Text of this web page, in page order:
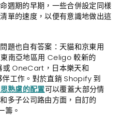
週期的早期，一些合併設定同樣
單的速度，以便有意識地做出這
題也自有答案：天貓和京東用
南亞地區用 Celigo 較新的
OneCart，日本樂天和
工作。對於直銷 Shopify 到
熟慮的配置可以覆蓋大部分情
多子公司路由方面，自訂的
籌。